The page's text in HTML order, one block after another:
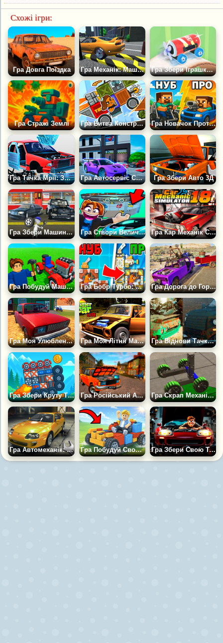
Схожі ігри:
Гра Довга Поїздка Гра Механік: Машина на Продаж 3D Гра Збери Іграшкову Машинку
Гра Стражі Землі Гра Битва Конструкторів: Збери Свою Тачку Гра Новачок Проти Професіонала: Збери Машину
Гра Тачка Мрії: Збери по Деталях Гра Автосервіс Симулятор: Продай Авто Гра Збери Авто 3Д
Гра Збери Машину Кримінального Авторитета Гра Створи Величезну Колекцію Машин — Кар Тайкун Гра Кар Механік Симулятор
Гра Побудуй Машину на Roblox Гра Бобр Турбо: Крафт Машинки Гра Дорога до Горизонту
Гра Моя Улюблена Машина Гра Моя Літня Машина LITE Гра Віднови Тачку і Продай 3Д
Гра Збери Круту Тачку Гра Російський Автомеханік 3Д! Гра Скрап Механік Онлайн
Гра Автомеханік: Збери Машину 3D Гра Побудуй Свою Машину Roblox 2 Гра Збери Свою Тойота Супра: Симулятор Механіка